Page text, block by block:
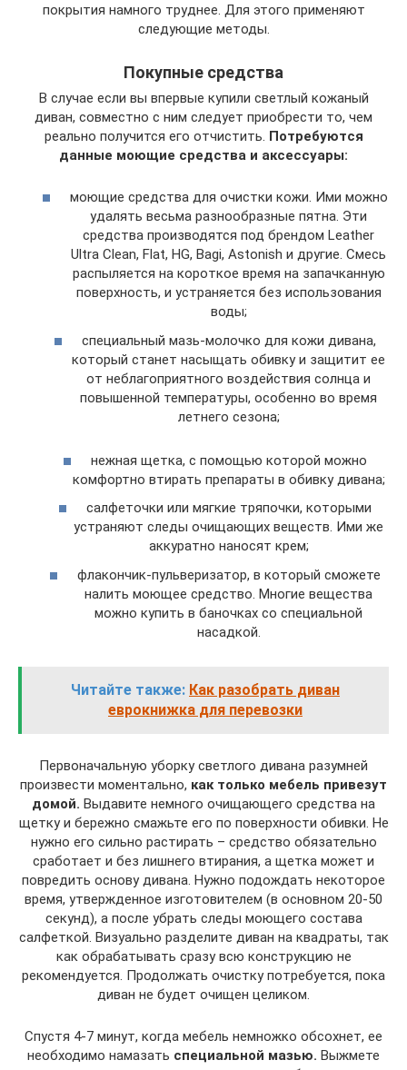
покрытия намного труднее. Для этого применяют
следующие методы.
Покупные средства
В случае если вы впервые купили светлый кожаный
диван, совместно с ним следует приобрести то, чем
реально получится его отчистить. Потребуются
данные моющие средства и аксессуары:
моющие средства для очистки кожи. Ими можно
удалять весьма разнообразные пятна. Эти
средства производятся под брендом Leather
Ultra Clean, Flat, HG, Bagi, Astonish и другие. Смесь
распыляется на короткое время на запачканную
поверхность, и устраняется без использования
воды;
специальный мазь-молочко для кожи дивана,
который станет насыщать обивку и защитит ее
от неблагоприятного воздействия солнца и
повышенной температуры, особенно во время
летнего сезона;
нежная щетка, с помощью которой можно
комфортно втирать препараты в обивку дивана;
салфеточки или мягкие тряпочки, которыми
устраняют следы очищающих веществ. Ими же
аккуратно наносят крем;
флакончик-пульверизатор, в который сможете
налить моющее средство. Многие вещества
можно купить в баночках со специальной
насадкой.
Читайте также: Как разобрать диван
еврокнижка для перевозки
Первоначальную уборку светлого дивана разумней
произвести моментально, как только мебель привезут
домой. Выдавите немного очищающего средства на
щетку и бережно смажьте его по поверхности обивки. Не
нужно его сильно растирать – средство обязательно
сработает и без лишнего втирания, а щетка может и
повредить основу дивана. Нужно подождать некоторое
время, утвержденное изготовителем (в основном 20-50
секунд), а после убрать следы моющего состава
салфеткой. Визуально разделите диван на квадраты, так
как обрабатывать сразу всю конструкцию не
рекомендуется. Продолжать очистку потребуется, пока
диван не будет очищен целиком.
Спустя 4-7 минут, когда мебель немножко обсохнет, ее
необходимо намазать специальной мазью. Выжмете